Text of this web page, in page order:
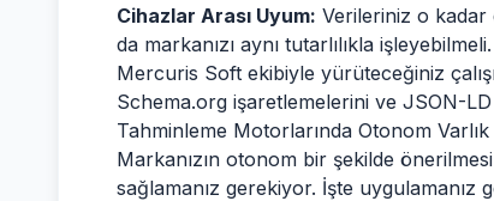
Cihazlar Arası Uyum: Verileriniz o kadar
da markanızı aynı tutarlılıkla işleyebilmeli.
Mercuris Soft ekibiyle yürüteceğiniz
Schema.org işaretlemelerini ve JSON-
Tahminleme Motorlarında Otonom
Markanızın otonom bir şekilde
sağlamanız gerekiyor. İşte uygulamanız